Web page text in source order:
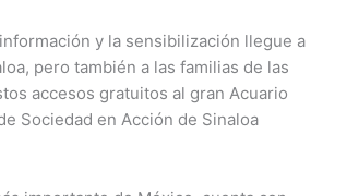
y la sensibilización llegue a
pero también a las familias de las
accesos gratuitos al gran Acuario
Sociedad en Acción de Sinaloa